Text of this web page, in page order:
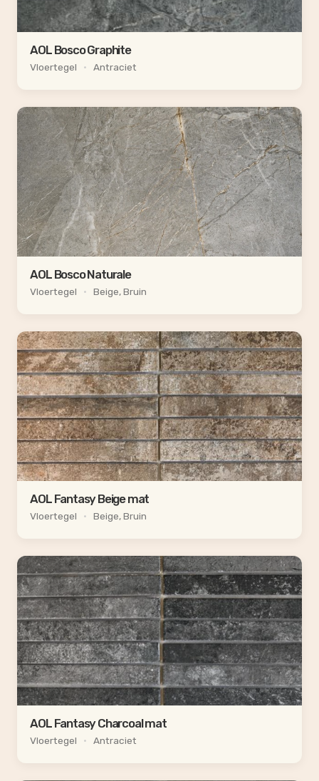
AOL Bosco Graphite
Vloertegel • Antraciet
AOL Bosco Naturale
Vloertegel • Beige, Bruin
AOL Fantasy Beige mat
Vloertegel • Beige, Bruin
AOL Fantasy Charcoal mat
Vloertegel • Antraciet